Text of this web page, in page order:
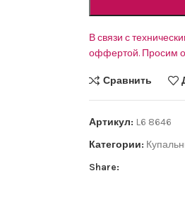
В связи с
оффертой. Просим
Сравнить
Артикул: L6 8646
Категории:
Share: